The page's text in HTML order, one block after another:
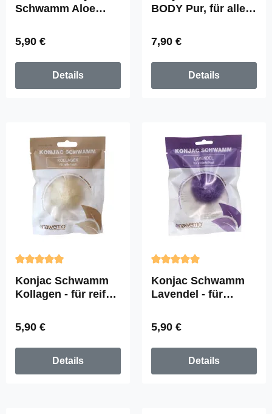
Schwamm Aloe
Regulärer Preis:
5,90 €
Details
BODY Pur, für alle
Regulärer Preis:
7,90 €
Details
Durchschnittliche Bewertung von 4.89 von 5 Sternen
Konjac Schwamm
Kollagen - für reife
Regulärer Preis:
5,90 €
Details
Durchschnittliche
Konjac Schwamm
Lavendel - für
Regulärer Preis:
5,90 €
Details